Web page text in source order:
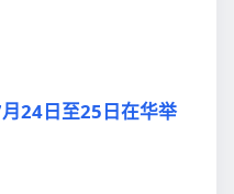
24日至25日在华举